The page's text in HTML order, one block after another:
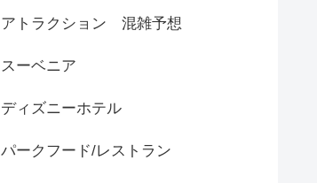
アトラクション 混雑予想
スーベニア
ディズニーホテル
パークフード/レストラン